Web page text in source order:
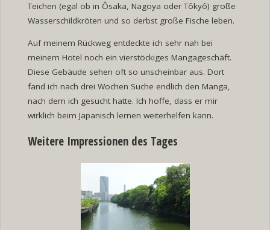
Teichen (egal ob in Ôsaka, Nagoya oder Tôkyô) große
Wasserschildkröten und so derbst große Fische leben.
Auf meinem Rückweg entdeckte ich sehr nah bei
meinem Hotel noch ein vierstöckiges Mangageschäft.
Diese Gebäude sehen oft so unscheinbar aus. Dort
fand ich nach drei Wochen Suche endlich den Manga,
nach dem ich gesucht hatte. Ich hoffe, dass er mir
wirklich beim Japanisch lernen weiterhelfen kann.
Weitere Impressionen des Tages